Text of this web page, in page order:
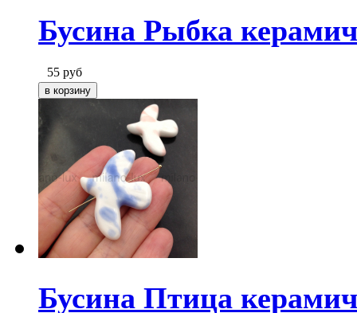
Бусина Рыбка
55 руб
Бусина Птица